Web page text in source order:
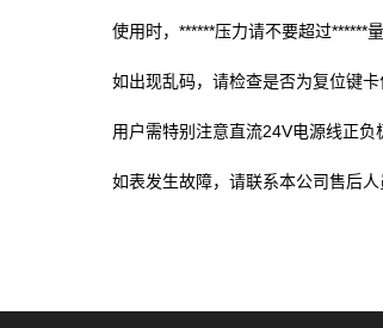
使用时，******压力请不要超过******
如出现乱码，请检查是否为复位键卡
用户需特别注意直流24V电源线正负
如表发生故障，请联系本公司售后